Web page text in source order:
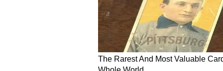
Image Credit : Moviemagixstudio Instagram
ಪ್ರೀತಿಯಿಂದ ರೌಡಿಸಂ ಮೇಲು
ಆದರೆ, ಇಲ್ಲಿಯವರೆಗೆ ಭೂಮಿಕಾ ಮತ್ತು
ಮೊದಲಿನಿಂದಲೂ ಜೈದೇವನ ಅಟ್ಟಹಾಸವೇ